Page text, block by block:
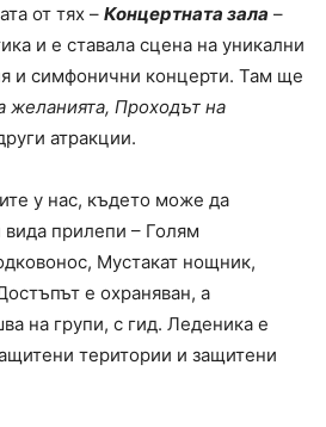
от тях – Концертната зала –
и е ставала сцена на уникални
и симфонични концерти. Там ще
желанията, Проходът на
атракции.
у нас, където може да
прилепи – Голям
Мустакат нощник,
е охраняван, а
на групи, с гид. Леденика е
територии и защитени